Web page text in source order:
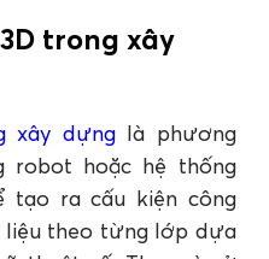
trong xây
xây dựng là phương
robot hoặc hệ thống
tạo ra cấu kiện công
liệu theo từng lớp dựa